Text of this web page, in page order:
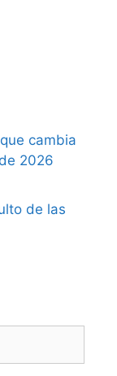
cambia
2026
de las